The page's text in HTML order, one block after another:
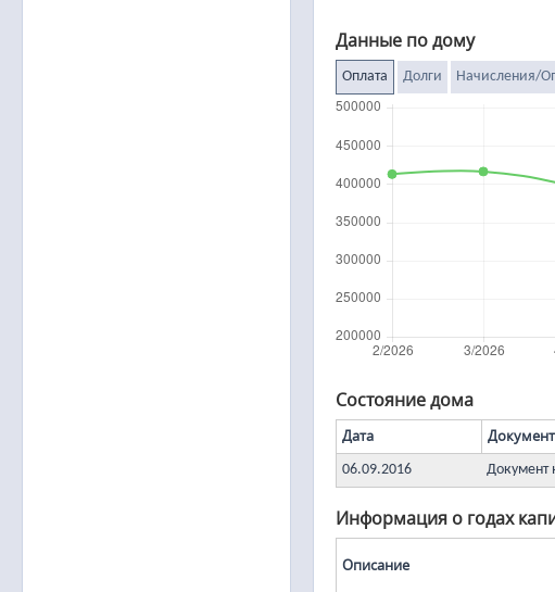
Данные по дому
Оплата Долги Начисления/
Состояние дома
Дата Документ
06.09.2016 Документ
Информация о годах
Описание